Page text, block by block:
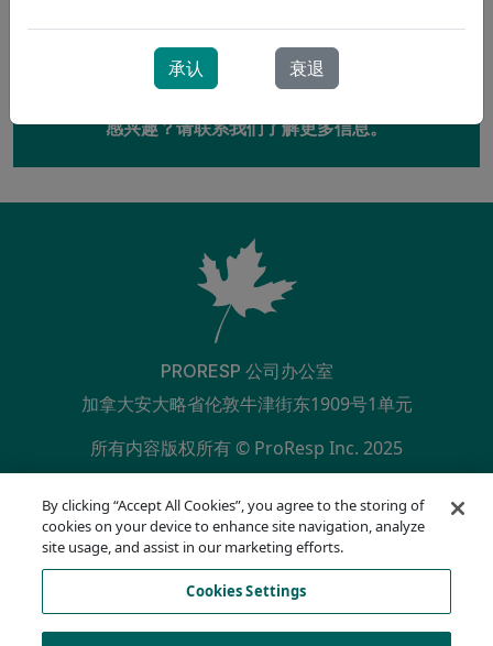
感兴趣？请联系我们了解更多信息。
PRORESP 公司办公室
加拿大安大略省伦敦牛津街东1909号1单元
所有内容版权所有 © ProResp Inc. 2025
SECONDARY MENU
隐私政策
合规热线
使用条款
AODA
承认 衰退
By clicking “Accept All Cookies”, you agree to the storing of
cookies on your device to enhance site navigation, analyze
site usage, and assist in our marketing efforts.
Cookies Settings